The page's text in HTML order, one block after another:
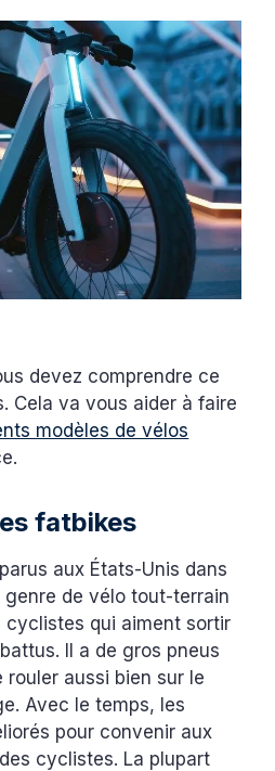
devez comprendre ce
Cela va vous aider à faire
modèles de vélos
fatbikes
aux États-Unis dans
genre de vélo tout-terrain
cyclistes qui aiment sortir
Il a de gros pneus
aussi bien sur le
Avec le temps, les
pour convenir aux
cyclistes. La plupart